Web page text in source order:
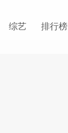
综艺 排行榜